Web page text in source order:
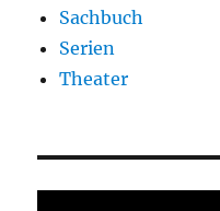
Sachbuch
Serien
Theater